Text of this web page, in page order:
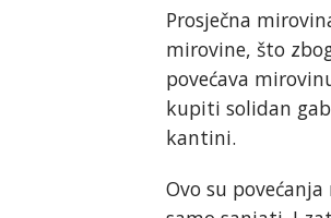
Prosječna
mirovine, što
povećava
kupiti solidan
kantini.
Ovo su